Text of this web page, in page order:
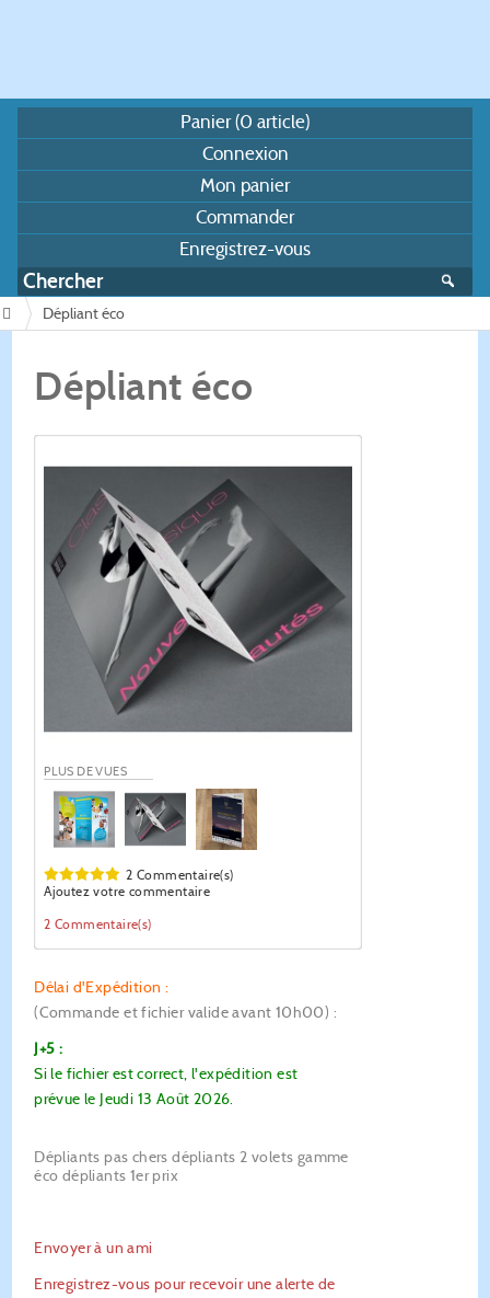
Panier (0 article)
Connexion
Mon panier
Commander
Enregistrez-vous
Dépliant éco
Dépliant éco
PLUS DE VUES
2 Commentaire(s)
Ajoutez votre commentaire
2 Commentaire(s)
Délai d'Expédition :
(Commande et fichier valide avant 10h00) :
J+5 :
Si le fichier est correct, l'expédition est
prévue le Jeudi 13 Août 2026.
Dépliants pas chers dépliants 2 volets gamme
éco dépliants 1er prix
Envoyer à un ami
Enregistrez-vous pour recevoir une alerte de